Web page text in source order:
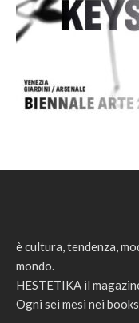
è cultura, tendenza,
mondo.
HESTETIKA il
Ogni sei mesi nei